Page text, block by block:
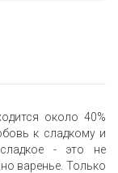
около 40%
к сладкому и
- это не
варенье. Только